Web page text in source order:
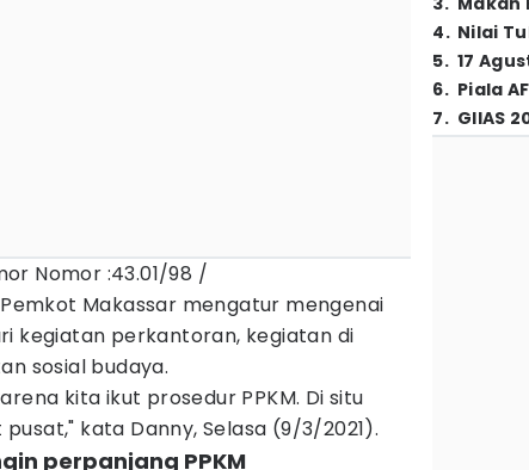
Nomor :43.01/98 /
Makassar mengatur mengenai
kegiatan perkantoran, kegiatan di
sosial budaya.
kita ikut prosedur PPKM. Di situ
kata Danny, Selasa (9/3/2021).
perpanjang PPKM
4. Nilai
5. 17
6. Piala
7. GIIAS